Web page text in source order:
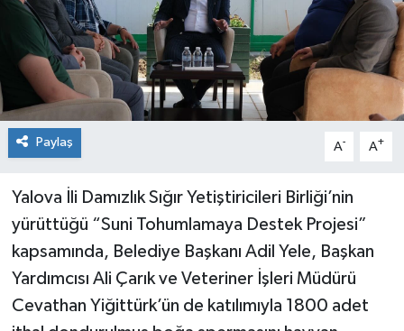
Paylaş A- A+
Yalova İli Damızlık Sığır Yetiştiricileri Birliği’nin
yürüttüğü “Suni Tohumlamaya Destek Projesi”
kapsamında, Belediye Başkanı Adil Yele, Başkan
Yardımcısı Ali Çarık ve Veteriner İşleri Müdürü
Cevathan Yiğittürk’ün de katılımıyla 1800 adet